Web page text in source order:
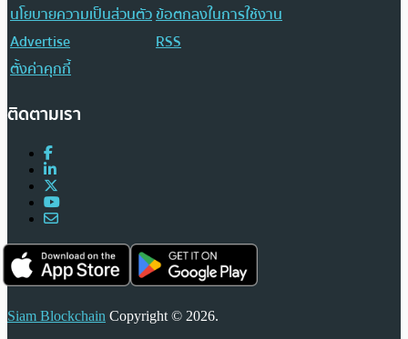
นโยบายความเป็นส่วนตัวข้อตกลงในการใช้งาน
Advertise
RSS
ตั้งค่าคุกกี้
ติดตามเรา
Siam Blockchain Copyright © 2026.